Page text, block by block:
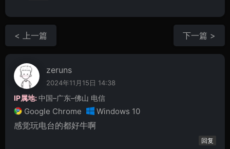
< 上一篇 下一篇 >
zeruns
2024年11月15日 14:38
IP属地:中国–广东–佛山 电信
Google Chrome Windows 10
感觉玩电台的都好牛啊
回复